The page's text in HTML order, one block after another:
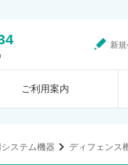
新
ご利用案内
ステム機器 ディフェンス